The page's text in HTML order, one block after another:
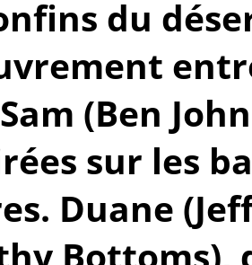
du
(Ben
sur les
Duane